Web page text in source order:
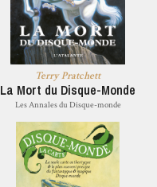
Terry Pratchett
La Mort du Disque-Monde
Les Annales du Disque-monde